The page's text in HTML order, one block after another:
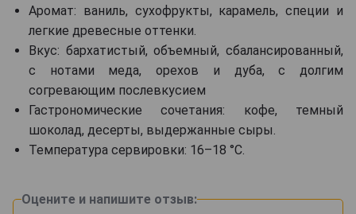
Аромат: ваниль, сухофрукты, карамель, специи и
легкие древесные оттенки.
Вкус: бархатистый, объемный, сбалансированный,
с нотами меда, орехов и дуба, с долгим
согревающим послевкусием
Гастрономические сочетания: кофе, темный
шоколад, десерты, выдержанные сыры.
Температура сервировки: 16–18 °C.
Оцените и напишите отзыв: